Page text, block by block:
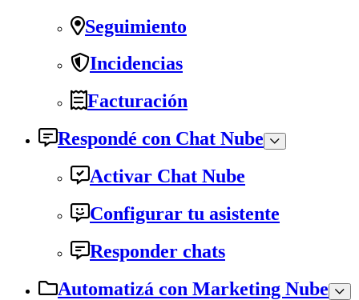
Seguimiento
Incidencias
Facturación
Respondé con Chat Nube
Activar Chat Nube
Configurar tu asistente
Responder chats
Automatizá con Marketing Nube